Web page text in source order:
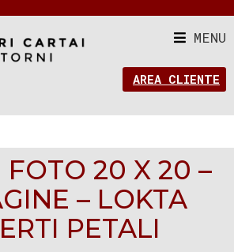
MENU
AREA CLIENTE
20 X 20 –
– LOKTA
PETALI